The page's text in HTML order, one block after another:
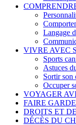
Langage
VIVRE AVEC
Sports
Astuces
Sortir son
Occuper
VOYAGER
FAIRE
DROITS ET
DÉCÈS DU